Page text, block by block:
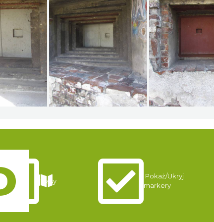
Trasy
Pokaż/Ukryj
markery